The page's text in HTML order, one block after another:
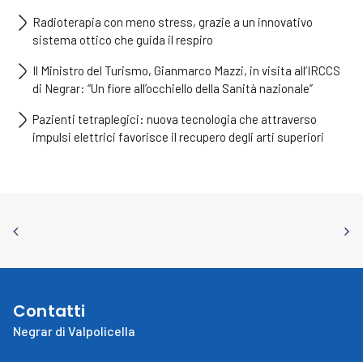
Radioterapia con meno stress, grazie a un innovativo
sistema ottico che guida il respiro
Il Ministro del Turismo, Gianmarco Mazzi, in visita all’IRCCS
di Negrar: “Un fiore all’occhiello della Sanità nazionale”
Pazienti tetraplegici: nuova tecnologia che attraverso
impulsi elettrici favorisce il recupero degli arti superiori
Contatti
Negrar di Valpolicella